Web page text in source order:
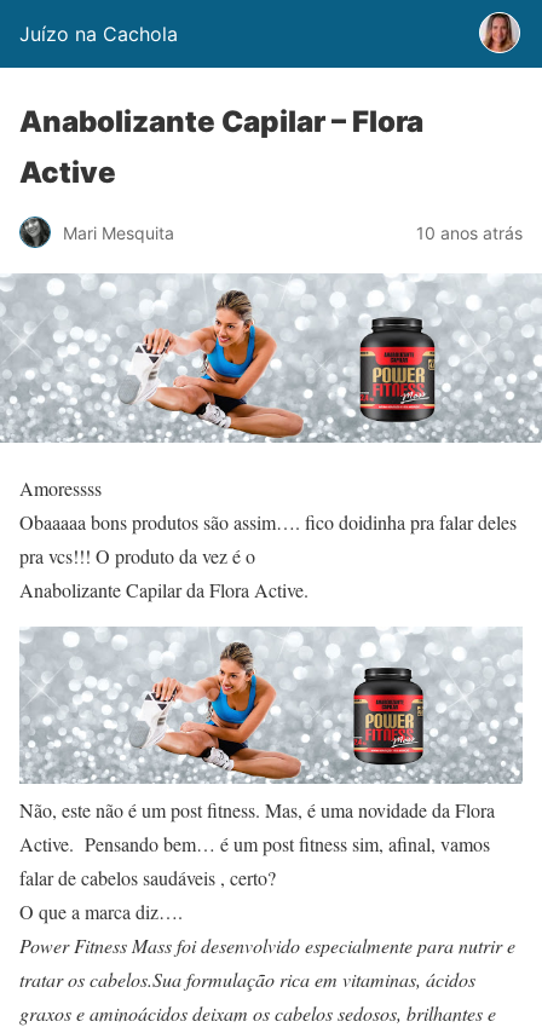
Juízo na Cachola
Anabolizante Capilar – Flora
Active
Mari Mesquita 10 anos atrás
Amoressss
Obaaaaa bons produtos são assim…. fico doidinha pra falar deles
pra vcs!!! O produto da vez é o
Anabolizante Capilar da Flora Active.
Não, este não é um post fitness. Mas, é uma novidade da Flora
Active. Pensando bem… é um post fitness sim, afinal, vamos
falar de cabelos saudáveis , certo?
O que a marca diz….
Power Fitness Mass foi desenvolvido especialmente para nutrir e
tratar os cabelos.Sua formulação rica em vitaminas, ácidos
graxos e aminoácidos deixam os cabelos sedosos, brilhantes e